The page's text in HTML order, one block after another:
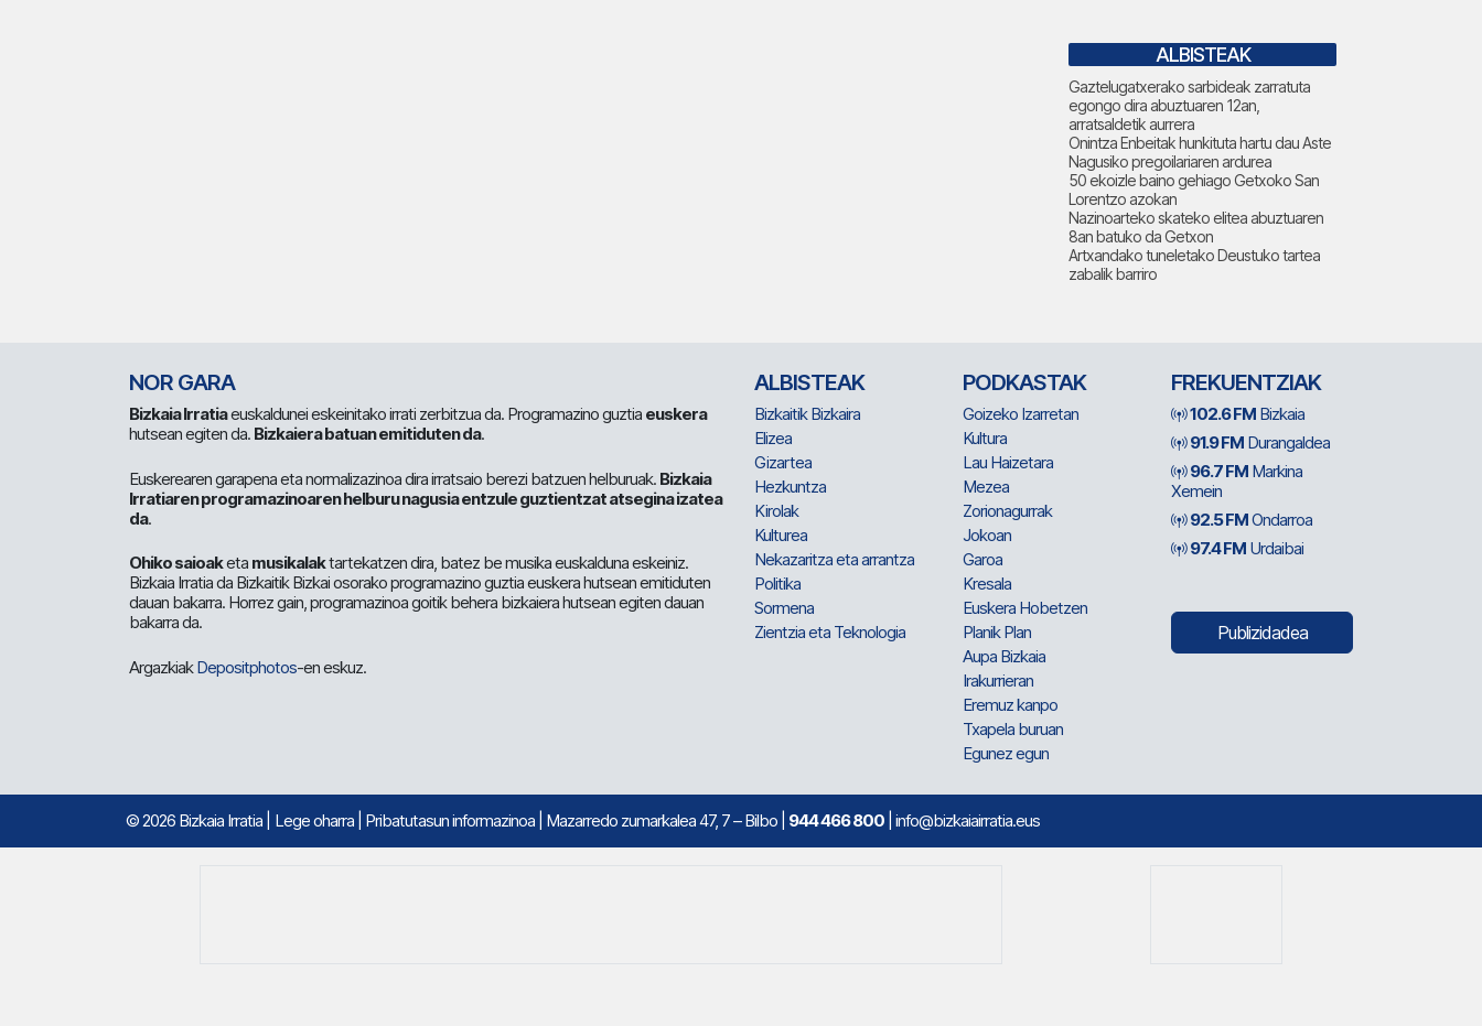
ALBISTEAK
Gaztelugatxerako sarbideak zarratuta
egongo dira abuztuaren 12an,
arratsaldetik aurrera
Onintza Enbeitak hunkituta hartu dau Aste
Nagusiko pregoilariaren ardurea
50 ekoizle baino gehiago Getxoko San
Lorentzo azokan
Nazinoarteko skateko elitea abuztuaren
8an batuko da Getxon
Artxandako tuneletako Deustuko tartea
zabalik barriro
NOR GARA
Bizkaia Irratiaeuskaldunei eskeinitako irrati zerbitzua da. Programazino guztia euskera
hutsean egiten da. Bizkaiera batuan emitiduten da.
Euskerearen garapena eta normalizazinoa dira irratsaio berezi batzuen helburuak. Bizkaia
Irratiaren programazinoaren helburu nagusia entzule guztientzat atsegina izatea
da.
Ohiko saioaketa musikalaktartekatzen dira, batez be musika euskalduna eskeiniz.
Bizkaia Irratia da Bizkaitik Bizkai osorako programazino guztia euskera hutsean emitiduten
dauan bakarra. Horrez gain, programazinoa goitik behera bizkaiera hutsean egiten dauan
bakarra da.
ArgazkiakDepositphotos-en eskuz.
ALBISTEAK
Bizkaitik Bizkaira
Elizea
Gizartea
Hezkuntza
Kirolak
Kulturea
Nekazaritza eta arrantza
Politika
Sormena
Zientzia eta Teknologia
PODKASTAK
Goizeko Izarretan
Kultura
Lau Haizetara
Mezea
Zorionagurrak
Jokoan
Garoa
Kresala
Euskera Hobetzen
Planik Plan
Aupa Bizkaia
Irakurrieran
Eremuz kanpo
Txapela buruan
Egunez egun
FREKUENTZIAK
102.6 FM Bizkaia
91.9 FM Durangaldea
96.7 FM Markina
Xemein
92.5 FMOndarroa
97.4 FM Urdaibai
Publizidadea
© 2026 Bizkaia Irratia Lege oharra Pribatutasun informazinoa | Mazarredo zumarkalea 47, 7 – Bilbo | 944 466 800 | info@bizkaiairratia.eus